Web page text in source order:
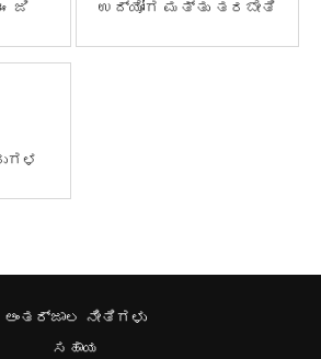
ಜಿ ಉದ್ಯೋಗ ಮತ್ತು ತರಬೇತಿ
ಅಂತರ್ಜಾಲ ನೀತಿಗಳು
ಸಹಾಯ